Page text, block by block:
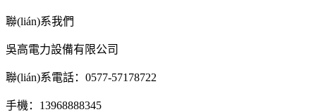
聯(lián)系我們
吳高電力設備有限公司
聯(lián)系電話：0577-57178722
手機：13968888345